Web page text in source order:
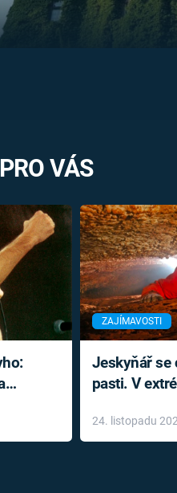
VÁS
ZAJÍMAVOSTI
Jeskyňář se
pasti. V
24. listopadu